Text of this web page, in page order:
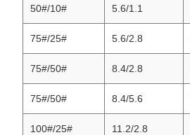
50#/10# 5.6/1.1
75#/25# 5.6/2.8
75#/50# 8.4/2.8
75#/50# 8.4/5.6
100#/25# 11.2/2.8